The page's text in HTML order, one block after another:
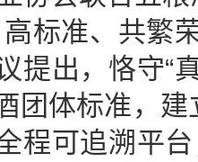
标准、共繁
提出，恪守“
团体标准，
程可追溯平